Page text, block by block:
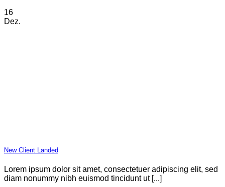
16
Dez.
New Client Landed
Lorem ipsum dolor sit amet, consectetuer adipiscing elit, sed
diam nonummy nibh euismod tincidunt ut [...]